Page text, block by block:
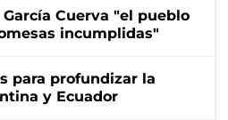
Cuerva "el pueblo
incumplidas"
para profundizar la
y Ecuador